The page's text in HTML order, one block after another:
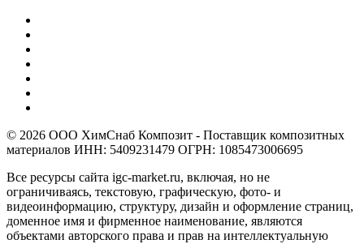
© 2026 ООО ХимСнаб Композит - Поставщик композитных
материалов ИНН: 5409231479 ОГРН: 1085473006695
Все ресурсы сайта igc-market.ru, включая, но не
ограничиваясь, текстовую, графическую, фото- и
видеоинформацию, структуру, дизайн и оформление страниц,
доменное имя и фирменное наименование, являются
объектами авторского права и прав на интеллектуальную